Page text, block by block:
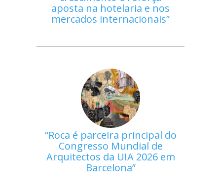
aposta na hotelaria e nos
mercados internacionais
Roca é parceira principal do
Congresso Mundial de
Arquitectos da UIA 2026 em
Barcelona